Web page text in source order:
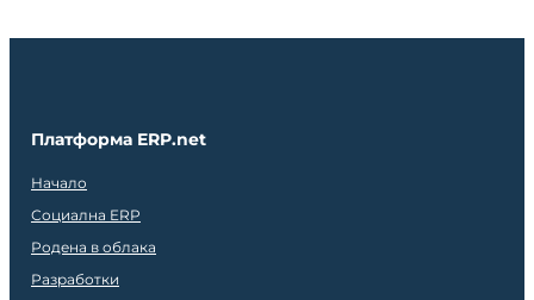
Платформа ERP.net
Начало
Социална ERP
Родена в облака
Разработки